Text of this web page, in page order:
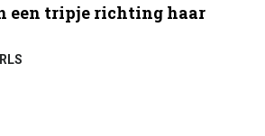
een tripje richting haar